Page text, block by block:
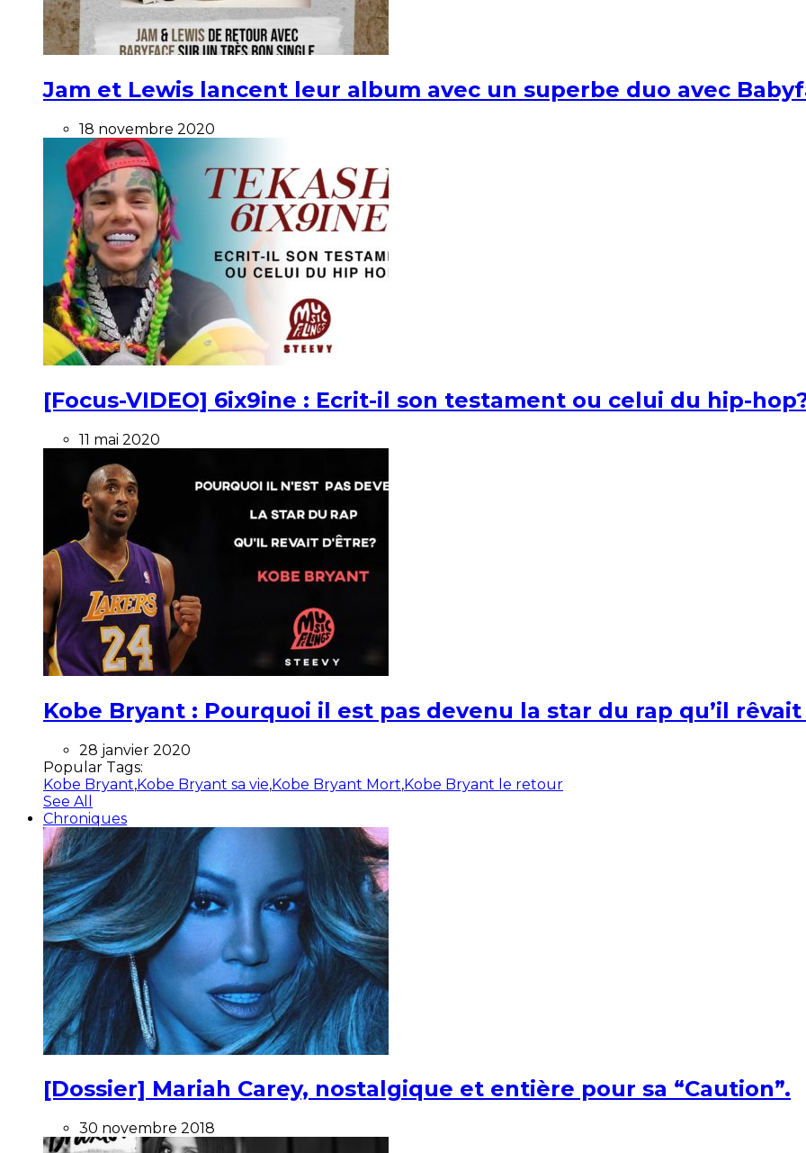
Jam et Lewis lancent leur album avec un superbe duo avec
18 novembre 2020
[Focus-VIDEO] 6ix9ine : Ecrit-il son testament ou celui du hip-
11 mai 2020
Kobe Bryant : Pourquoi il est pas devenu la star du rap qu’il rêvait
28 janvier 2020
Popular Tags:
Kobe Bryant,Kobe Bryant sa vie,Kobe Bryant Mort,Kobe Bryant le retour
See All
Chroniques
[Dossier] Mariah Carey, nostalgique et entière pour sa “Caution”.
30 novembre 2018